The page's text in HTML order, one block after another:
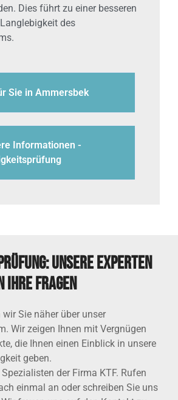
Dies führt zu einer besseren
des
Sie in Ammersbek
Informationen -
Unsere Experten
Fragen
Sie näher über unser
Wir zeigen Ihnen mit Vergnügen
die Ihnen einen Einblick in unsere
geben.
der Firma KTF. Rufen
einmal an oder schreiben Sie uns